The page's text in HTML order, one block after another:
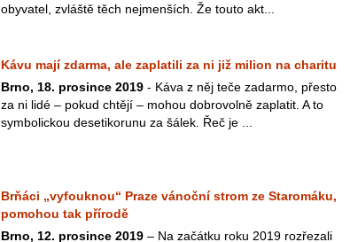
obyvatel, zvláště těch nejmenších. Že touto akt...
Kávu mají zdarma, ale zaplatili za ni již milion na charitu
Brno, 18. prosince 2019 - Káva z něj teče zadarmo, přesto
za ni lidé – pokud chtějí – mohou dobrovolně zaplatit. A to
symbolickou desetikorunu za šálek. Řeč je ...
Brňáci „vyfouknou“ Praze vánoční strom ze Staromáku,
pomohou tak přírodě
Brno, 12. prosince 2019 – Na začátku roku 2019 rozřezali